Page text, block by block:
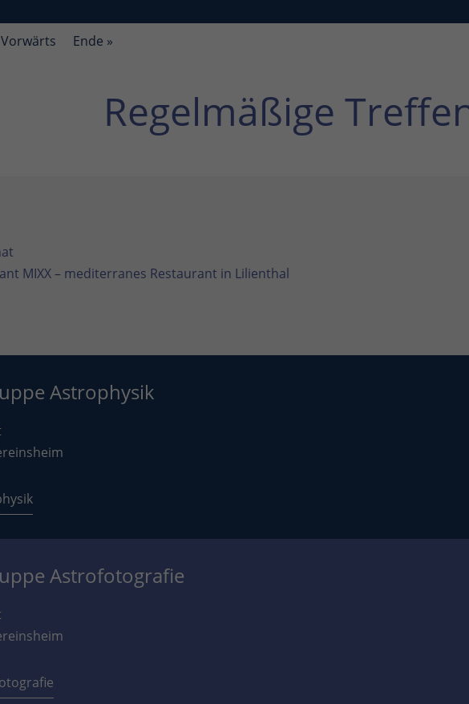
Vorwärts Ende »
Regelmäßige
MIXX – mediterranes Restaurant in Lilienthal
Astrophysik
Astrofotografie